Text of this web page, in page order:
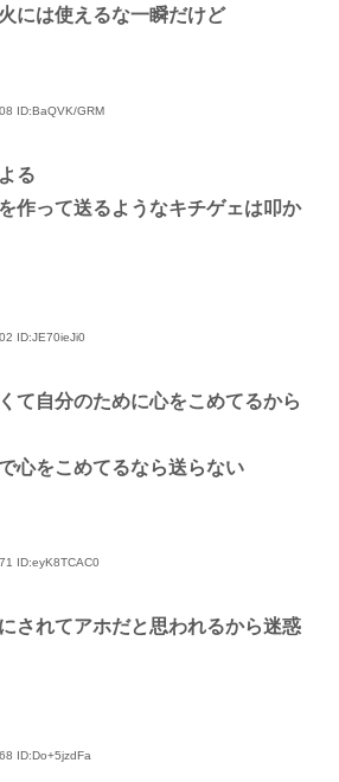
には使えるな一瞬だけど
ID:BaQVK/GRM
る
作って送るようなキチゲェは叩か
ID:JE70ieJi0
て自分のために心をこめてるから
心をこめてるなら送らない
ID:eyK8TCAC0
されてアホだと思われるから迷惑
ID:Do+5jzdFa